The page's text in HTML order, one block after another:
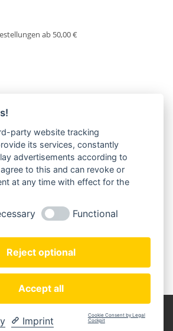
zu verbessen. Durch Deinen Besuch
ab 50,00 €
party website tracking
its services, constantly
advertisements according to
to this and can revoke or
at any time with effect for the
Functional
Reject optional
Accept all
Imprint
Cookie Consent by Legal
Cockpit